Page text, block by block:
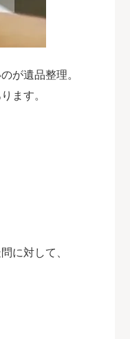
が遺品整理。
ます。
に対して、